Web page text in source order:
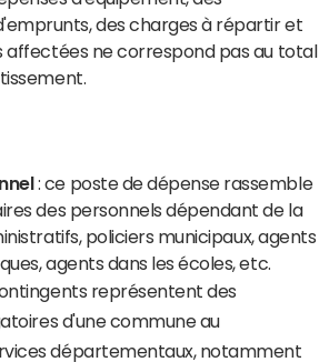
des charges à répartir et
affectées ne correspond pas au total
: ce poste de dépense rassemble
des personnels dépendant de la
policiers municipaux, agents
agents dans les écoles, etc.
représentent des
d'une commune au
départementaux, notamment